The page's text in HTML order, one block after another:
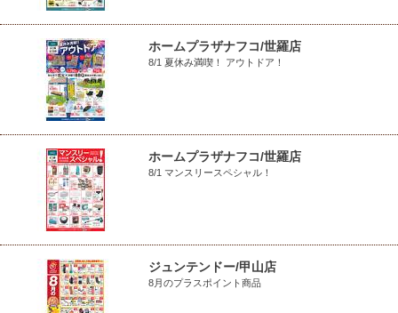
ホームプラザナフコ/世羅店
8/1 夏休み満喫！ アウトドア！
ホームプラザナフコ/世羅店
8/1 マンスリースペシャル！
ジュンテンドー/甲山店
8月のプラスポイント商品